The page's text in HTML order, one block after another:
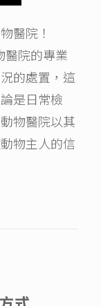
醫院！
醫院的專業
的處置，這
是日常檢
物醫院以其
物主人的信